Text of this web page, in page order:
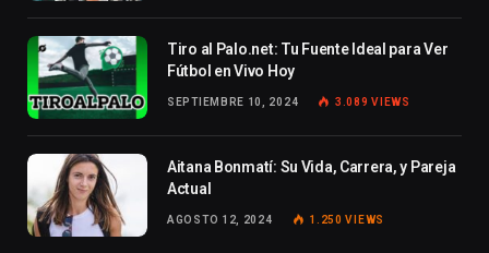
Tiro al Palo.net: Tu Fuente Ideal para Ver
Fútbol en Vivo Hoy
SEPTIEMBRE 10, 2024 3.089VIEWS
Aitana Bonmatí: Su Vida, Carrera, y Pareja
Actual
AGOSTO 12, 2024 1.250VIEWS